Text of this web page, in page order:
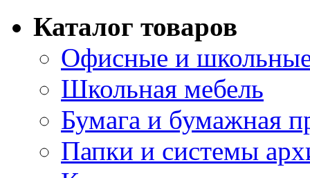
Каталог товаров
Офисные и
Школьная мебель
Бумага и бумажная
Папки и системы